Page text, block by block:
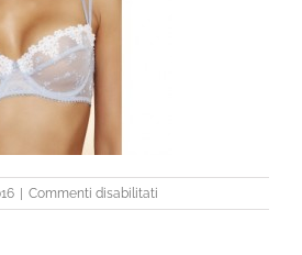
Commenti disabilitati
polvere